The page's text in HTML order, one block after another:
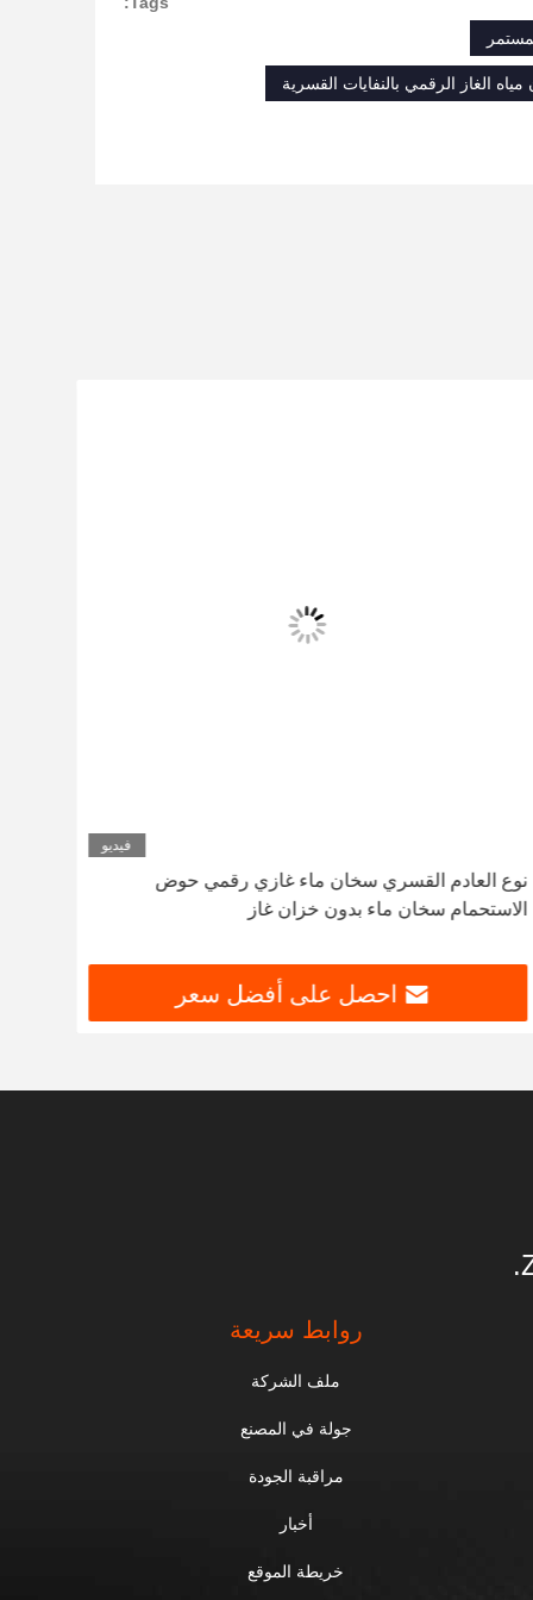
الغاز الرقمي بالنفايات القسرية
فيديو
نوع العادم القسري سخان ماء غازي رقمي حوض
الاستحمام سخان ماء بدون خزان غاز
احصل على أفضل سعر
روابط سريعة
ملف الشركة
جولة في المصنع
مراقبة الجودة
أخبار
خريطة الموقع